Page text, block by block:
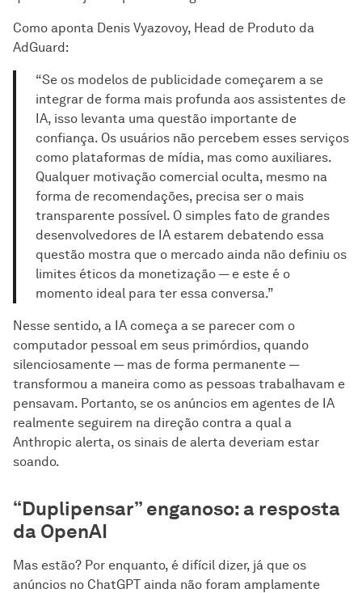
Como aponta Denis Vyazovoy, Head de Produto da
AdGuard:
“Se os modelos de publicidade começarem a se
integrar de forma mais profunda aos assistentes de
IA, isso levanta uma questão importante de
confiança. Os usuários não percebem esses serviços
como plataformas de mídia, mas como auxiliares.
Qualquer motivação comercial oculta, mesmo na
forma de recomendações, precisa ser o mais
transparente possível. O simples fato de grandes
desenvolvedores de IA estarem debatendo essa
questão mostra que o mercado ainda não definiu os
limites éticos da monetização — e este é o
momento ideal para ter essa conversa.”
Nesse sentido, a IA começa a se parecer com o
computador pessoal em seus primórdios, quando
silenciosamente — mas de forma permanente —
transformou a maneira como as pessoas trabalhavam e
pensavam. Portanto, se os anúncios em agentes de IA
realmente seguirem na direção contra a qual a
Anthropic alerta, os sinais de alerta deveriam estar
soando.
“Duplipensar” enganoso: a resposta
da OpenAI
Mas estão? Por enquanto, é difícil dizer, já que os
anúncios no ChatGPT ainda não foram amplamente